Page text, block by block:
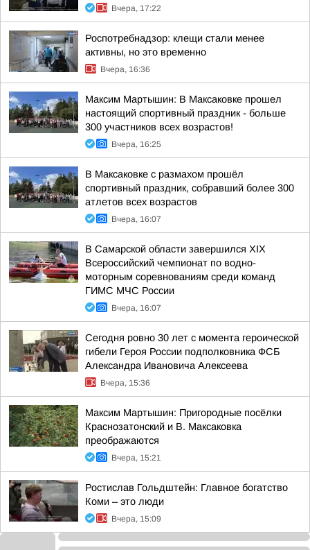
Вчера, 17:22
Роспотребнадзор: клещи стали менее
активны, но это временно
Вчера, 16:36
Максим Мартышин: В Максаковке прошел
настоящий спортивный праздник - больше
300 участников всех возрастов!
Вчера, 16:25
В Максаковке с размахом прошёл
спортивный праздник, собравший более 300
атлетов всех возрастов
Вчера, 16:07
В Самарской области завершился XIХ
Всероссийский чемпионат по водно-
моторным соревнованиям среди команд
ГИМС МЧС России
Вчера, 16:07
Сегодня ровно 30 лет с момента героической
гибели Героя России подполковника ФСБ
Александра Ивановича Алексеева
Вчера, 15:36
Максим Мартышин: Пригородные посёлки
Краснозатонский и В. Максаковка
преображаются
Вчера, 15:21
Ростислав Гольдштейн: Главное богатство
Коми – это люди
Вчера, 15:09